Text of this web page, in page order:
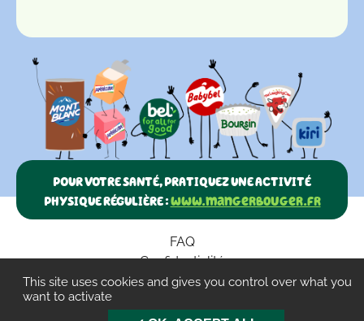
POUR VOTRE SANTÉ, PRATIQUEZ UNE ACTIVITÉ
PHYSIQUE RÉGULIÈRE :www.mangerbouger.fr
FAQ
Confidentialité
Paramètres des cookies
This site uses cookies and gives you control over what you
want to activate